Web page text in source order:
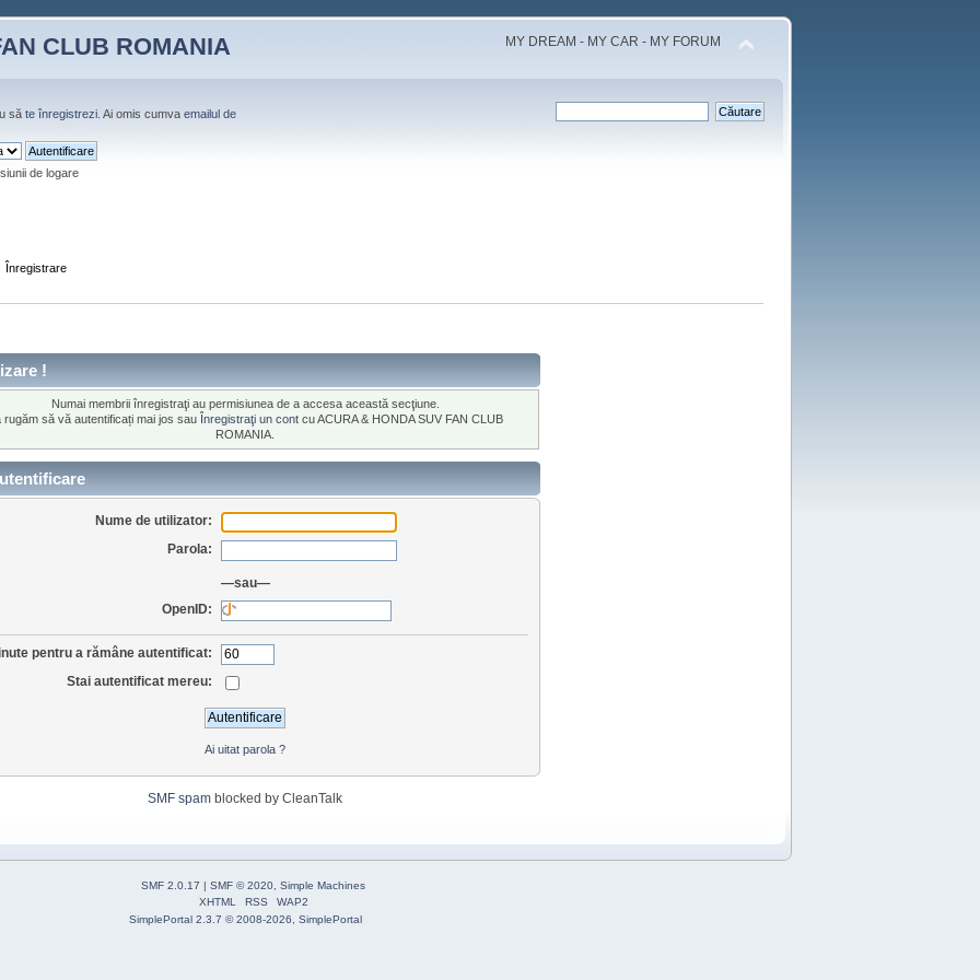
CLUB ROMANIA MY DREAM - MY CAR - MY FORUM
să te înregistrezi . Ai omis cumva emailul de
de logare
Înregistrare
!
Numai membrii înregistraţi au permisiunea de a accesa această secţiune.
rugăm să vă autentificați mai jos sau Înregistraţi un cont cu ACURA & HONDA SUV FAN CLUB
ROMANIA.
Nume de utilizator:
Parola:
—sau—
OpenID:
pentru a rămâne autentificat:
Stai autentificat mereu:
Ai uitat parola ?
SMF spam blocked by CleanTalk
SMF 2.0.17 | SMF © 2020 Simple Machines
XHTML
RSS
WAP2
SimplePortal 2.3.7 © 2008-2026, SimplePortal